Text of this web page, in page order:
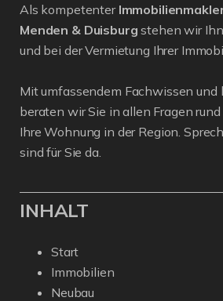
Als kompetenter
Menden & Duisburg stehen wir
und bei der Vermietung Ihrer
Mit umfassendem Fachwissen und
beraten wir Sie in allen Fragen rund
Ihre Wohnung in der Region.
sind für Sie da.
INHALT
Start
Immobilien
Neubau